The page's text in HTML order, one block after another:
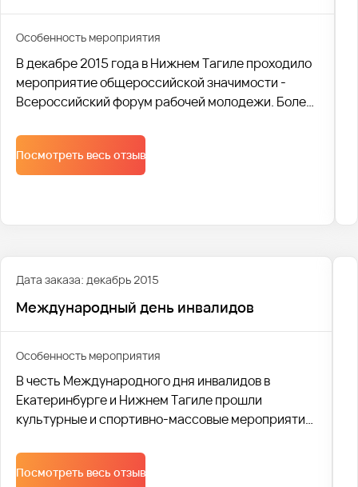
Особенность мероприятия
В декабре 2015 года в Нижнем Тагиле проходило
мероприятие общероссийской значимости -
Всероссийский форум рабочей молодежи. Более
заведений из 44 регионов России были
перевезены транспортной компанией Avtobus1.
Посмотреть весь отзыв
Дата заказа: декабрь 2015
Международный день инвалидов
Особенность мероприятия
В честь Международного дня инвалидов в
Екатеринбурге и Нижнем Тагиле прошли
культурные и спортивно-массовые мероприятия
Транспортное сопровождение взяла на себя
компания Avtobus1.
Посмотреть весь отзыв